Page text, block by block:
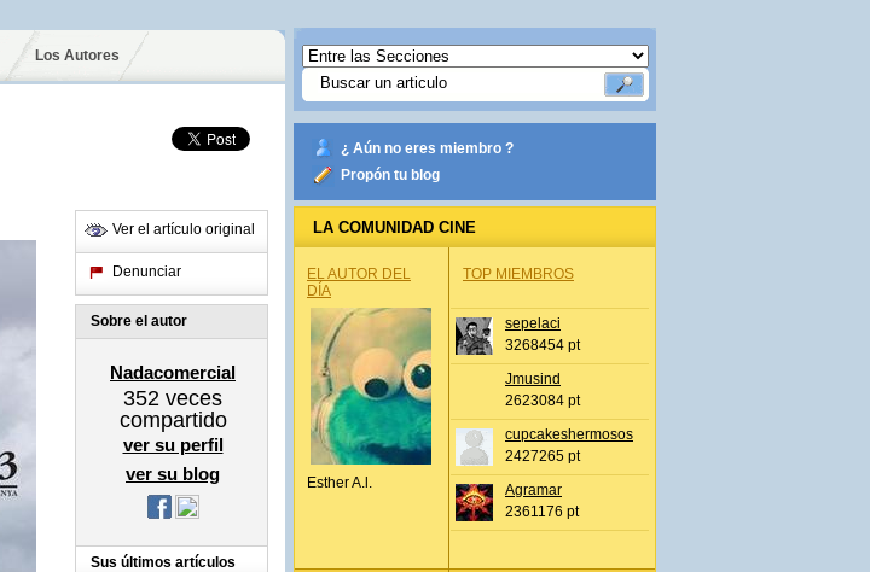
Los Autores
Ver el artículo original
Denunciar
Sobre el autor
Nadacomercial
352 veces
compartido
ver su perfil
ver su blog
Sus últimos artículos
¿ Aún no eres miembro ?
Propón tu blog
LA COMUNIDAD CINE
EL AUTOR DEL
DÍA
Esther A.l.
TOP MIEMBROS
sepelaci
3268454 pt
Jmusind
2623084 pt
cupcakeshermosos
2427265 pt
Agramar
2361176 pt